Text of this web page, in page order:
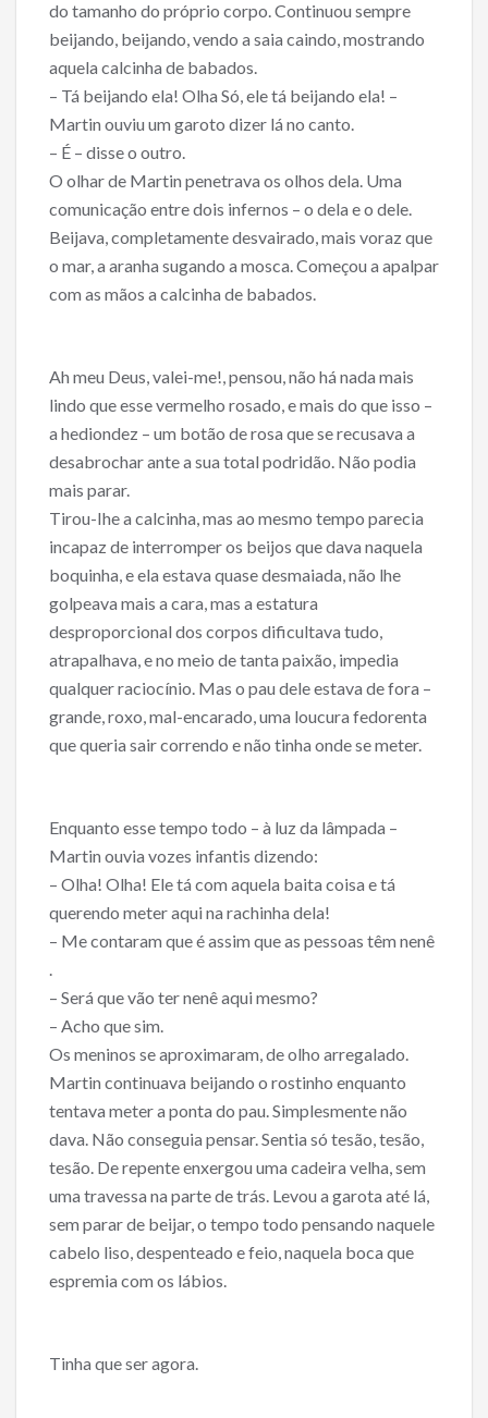
do tamanho do próprio corpo. Continuou sempre
beijando, beijando, vendo a saia caindo, mostrando
aquela calcinha de babados.
– Tá beijando ela! Olha Só, ele tá beijando ela! –
Martin ouviu um garoto dizer lá no canto.
– É – disse o outro.
O olhar de Martin penetrava os olhos dela. Uma
comunicação entre dois infernos – o dela e o dele.
Beijava, completamente desvairado, mais voraz que
o mar, a aranha sugando a mosca. Começou a apalpar
com as mãos a calcinha de babados.
Ah meu Deus, valei-me!, pensou, não há nada mais
lindo que esse vermelho rosado, e mais do que isso –
a hediondez – um botão de rosa que se recusava a
desabrochar ante a sua total podridão. Não podia
mais parar.
Tirou-Ihe a calcinha, mas ao mesmo tempo parecia
incapaz de interromper os beijos que dava naquela
boquinha, e ela estava quase desmaiada, não lhe
golpeava mais a cara, mas a estatura
desproporcional dos corpos dificultava tudo,
atrapalhava, e no meio de tanta paixão, impedia
qualquer raciocínio. Mas o pau dele estava de fora –
grande, roxo, mal-encarado, uma loucura fedorenta
que queria sair correndo e não tinha onde se meter.
Enquanto esse tempo todo – à luz da lâmpada –
Martin ouvia vozes infantis dizendo:
– Olha! Olha! Ele tá com aquela baita coisa e tá
querendo meter aqui na rachinha dela!
– Me contaram que é assim que as pessoas têm nenê
– Será que vão ter nenê aqui mesmo?
– Acho que sim.
Os meninos se aproximaram, de olho arregalado.
Martin continuava beijando o rostinho enquanto
tentava meter a ponta do pau. Simplesmente não
dava. Não conseguia pensar. Sentia só tesão, tesão,
tesão. De repente enxergou uma cadeira velha, sem
uma travessa na parte de trás. Levou a garota até lá,
sem parar de beijar, o tempo todo pensando naquele
cabelo liso, despenteado e feio, naquela boca que
espremia com os lábios.
Tinha que ser agora.